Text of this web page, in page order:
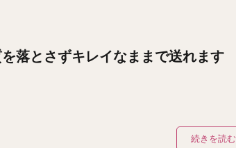
落とさずキレイなままで送れます
続きを読む